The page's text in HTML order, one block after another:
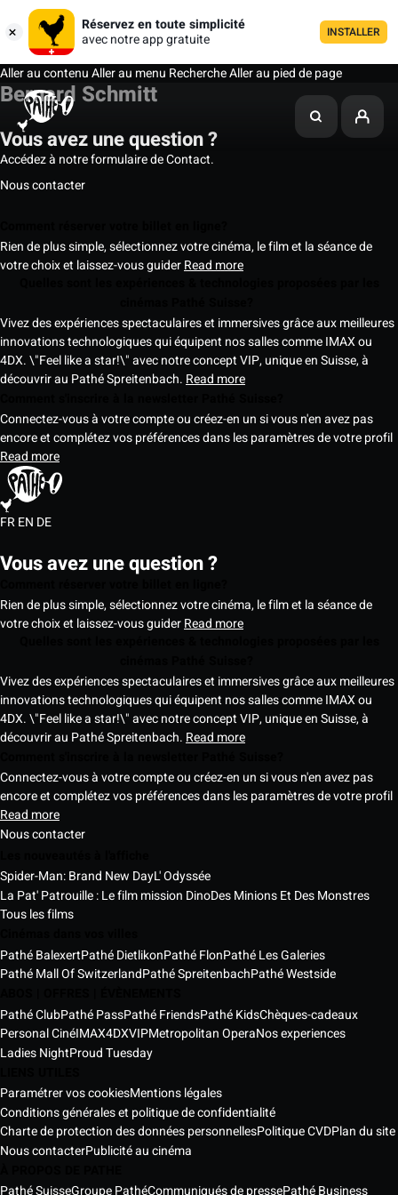
Réservez en toute simplicité
avec notre app gratuite
INSTALLER
Aller au contenuAller au menu RechercheAller au pied de page
Bernard Schmitt
Vous avez une question ?
Accédez à notre formulaire de Contact.
Nous contacter
Rien de plus simple, sélectionnez votre cinéma, le film et la séance de
votre choix et laissez-vous guiderRead more
Vivez des expériences spectaculaires et immersives grâce aux meilleures
innovations technologiques qui équipent nos salles comme IMAX ou
4DX. \"Feel like a star!\" avec notre concept VIP, unique en Suisse, à
découvrir au Pathé Spreitenbach. Read more
Connectez-vous à votre compte ou créez-en un si vous n'en avez pas
encore et complétez vos préférences dans les paramètres de votre profil
Read more
FREN DE
Vous avez une question ?
Rien de plus simple, sélectionnez votre cinéma, le film et la séance de
votre choix et laissez-vous guiderRead more
Vivez des expériences spectaculaires et immersives grâce aux meilleures
innovations technologiques qui équipent nos salles comme IMAX ou
4DX. \"Feel like a star!\" avec notre concept VIP, unique en Suisse, à
découvrir au Pathé Spreitenbach. Read more
Connectez-vous à votre compte ou créez-en un si vous n'en avez pas
encore et complétez vos préférences dans les paramètres de votre profil
Read more
Nous contacter
Spider-Man: Brand New DayL' Odyssée
La Pat' Patrouille : Le film mission DinoDes Minions Et Des Monstres
Tous les films
Pathé BalexertPathé DietlikonPathé FlonPathé Les Galeries
Pathé Mall Of SwitzerlandPathé SpreitenbachPathé Westside
Pathé ClubPathé PassPathé FriendsPathé KidsChèques-cadeaux
Personal CinéIMAX4DXVIPMetropolitan OperaNos experiences
Ladies NightProud Tuesday
Paramétrer vos cookiesMentions légales
Conditions générales et politique de confidentialité
Charte de protection des données personnellesPolitique CVDPlan du site
Nous contacterPublicité au cinéma
Pathé SuisseGroupe PathéCommuniqués de pressePathé Business